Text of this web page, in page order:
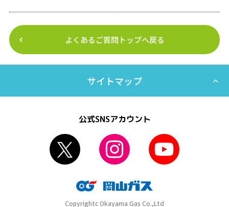
よくあるご質問トップへ戻る
サイトマップ
公式SNSアカウント
Copyrightc Okayama Gas Co.,Ltd